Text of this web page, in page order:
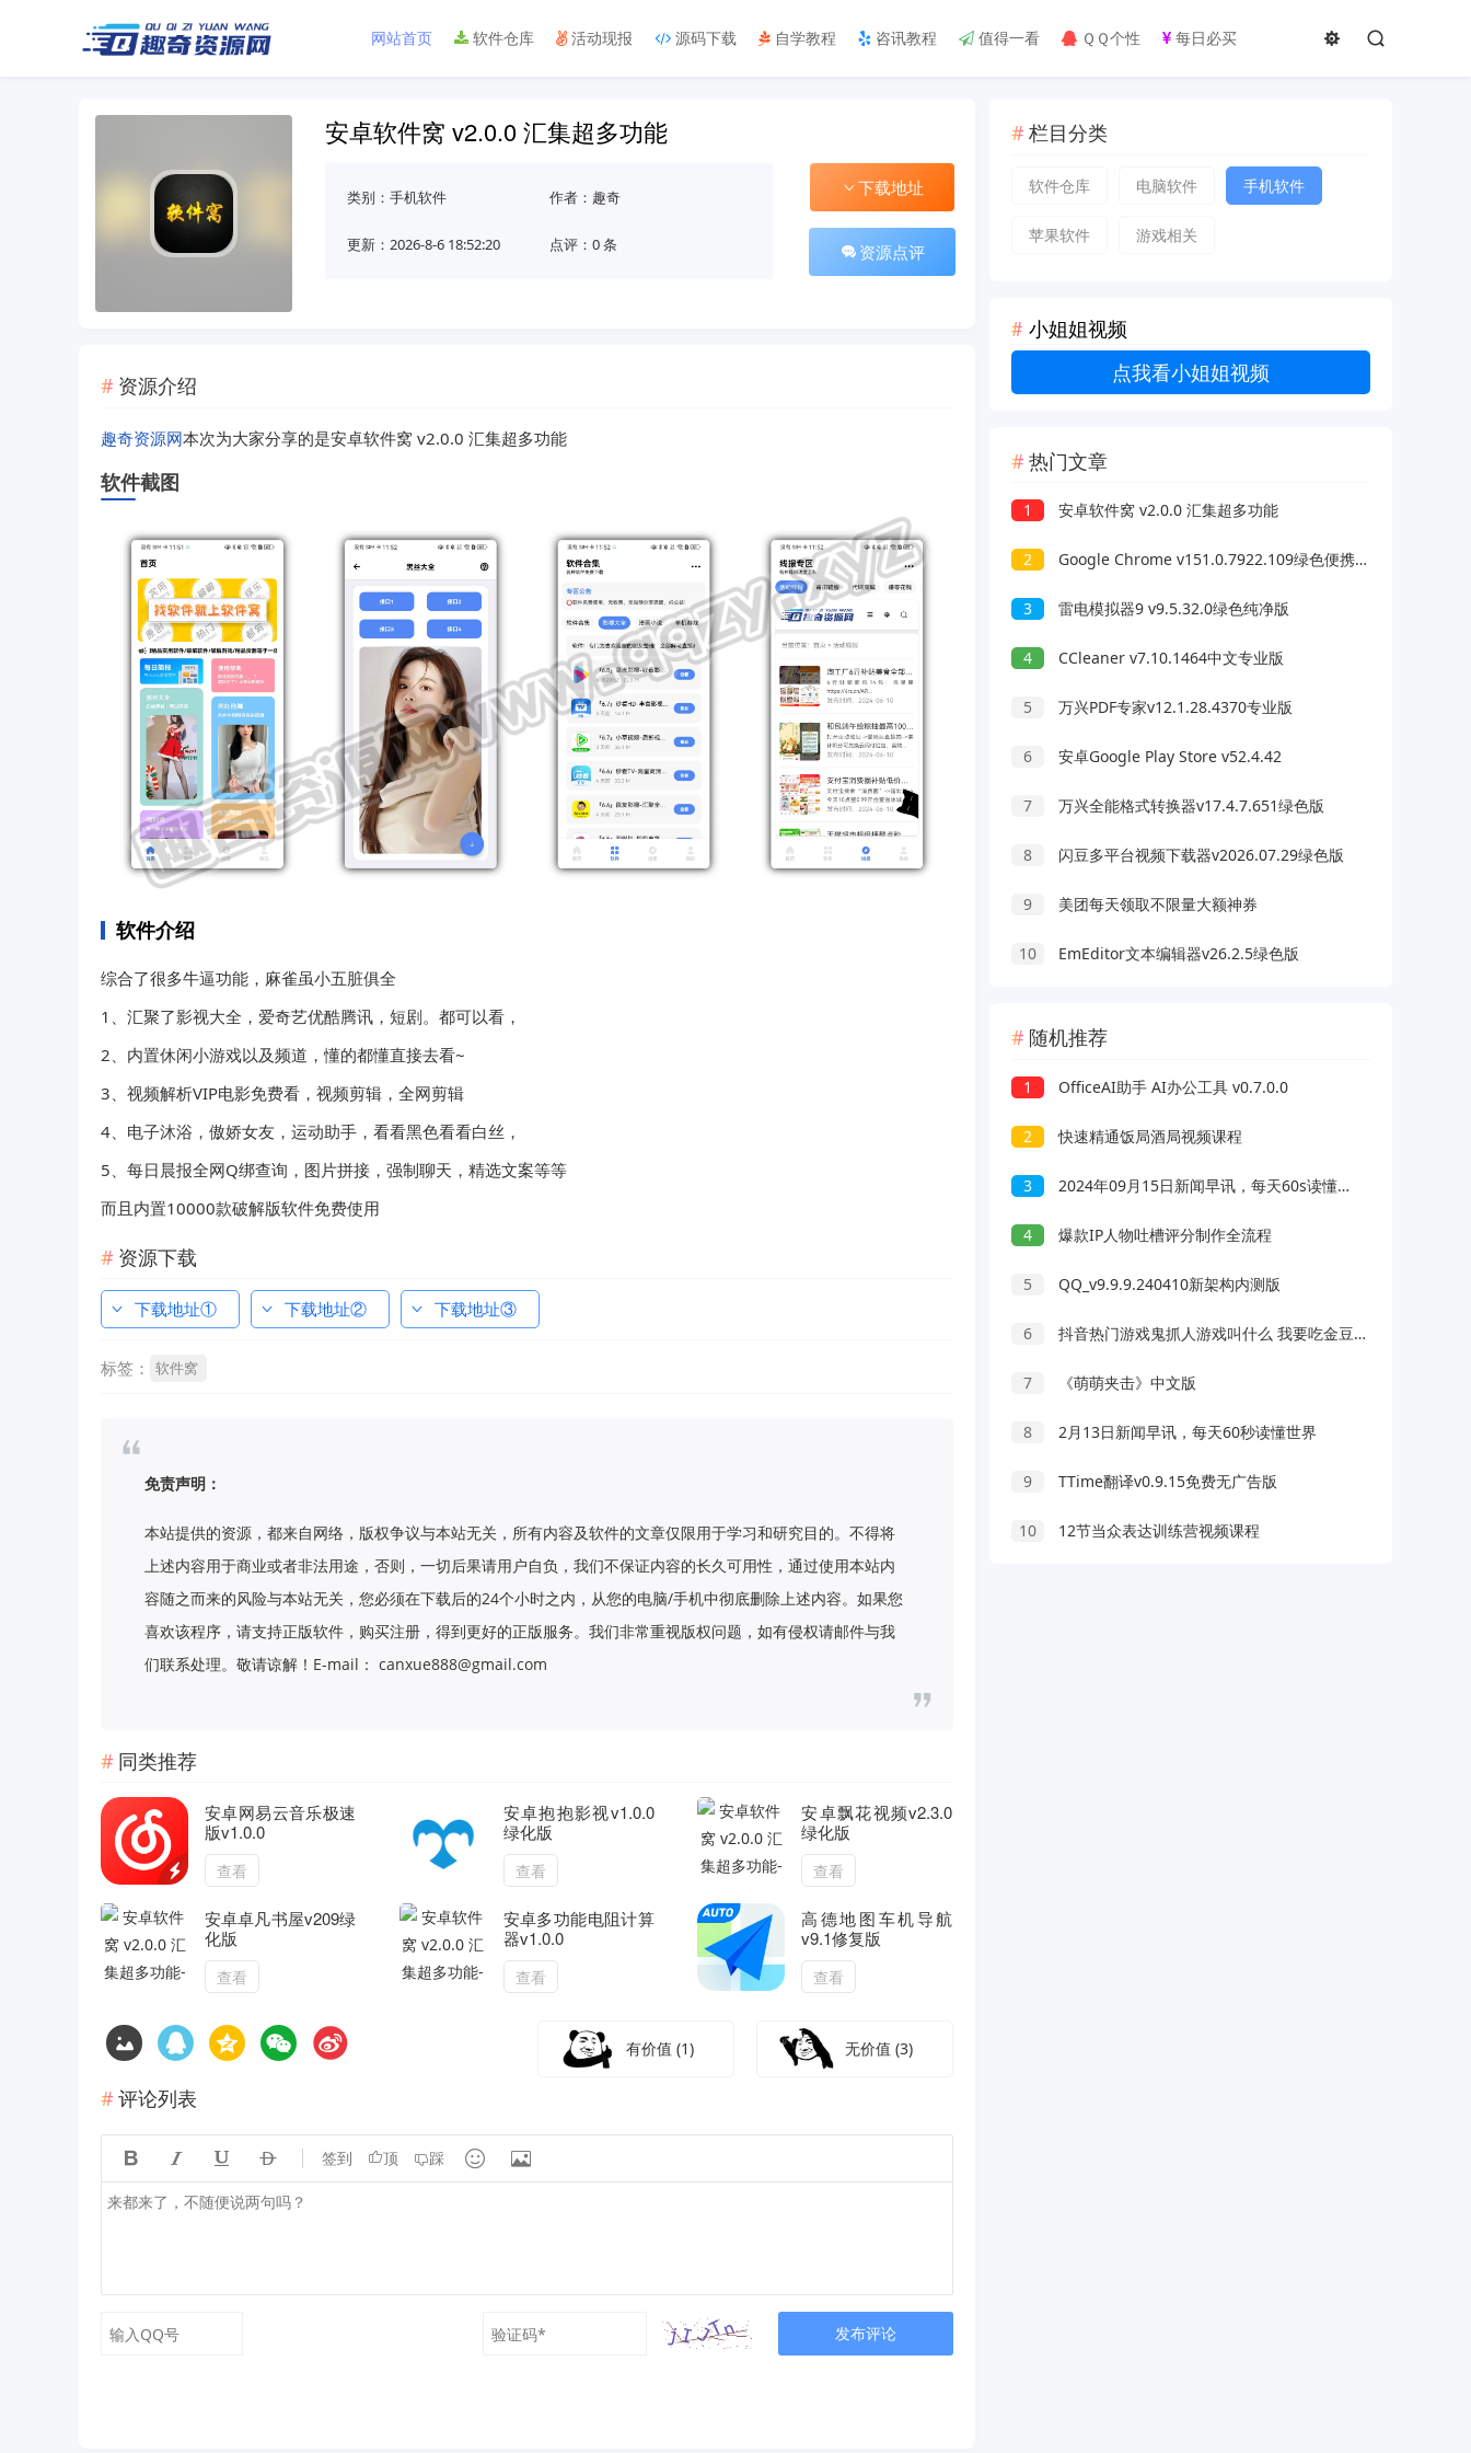
网站首页 软件仓库 活动现报 源码下载 自学教程 咨讯教程 值得一看 ＱＱ个性 每日必买
安卓软件窝 v2.0.0 汇集超多功能
类别： 手机软件 作者：趣奇
更新：2026-8-6 18:52:20 点评：0 条
下载地址
资源点评
资源介绍
趣奇资源网本次为大家分享的是安卓软件窝 v2.0.0 汇集超多功能
软件截图
软件介绍
综合了很多牛逼功能，麻雀虽小五脏俱全
1、汇聚了影视大全，爱奇艺优酷腾讯，短剧。都可以看，
2、内置休闲小游戏以及频道，懂的都懂直接去看~
3、视频解析VIP电影免费看，视频剪辑，全网剪辑
4、电子沐浴，傲娇女友，运动助手，看看黑色看看白丝，
5、每日晨报全网Q绑查询，图片拼接，强制聊天，精选文案等等
而且内置10000款破解版软件免费使用
资源下载
下载地址① 下载地址② 下载地址③
标签： 软件窝
免责声明：
本站提供的资源，都来自网络，版权争议与本站无关，所有内容及软件的文章仅限用于学习和研究目的。不得将
上述内容用于商业或者非法用途，否则，一切后果请用户自负，我们不保证内容的长久可用性，通过使用本站内
容随之而来的风险与本站无关，您必须在下载后的24个小时之内，从您的电脑/手机中彻底删除上述内容。如果您
喜欢该程序，请支持正版软件，购买注册，得到更好的正版服务。我们非常重视版权问题，如有侵权请邮件与我
们联系处理。敬请谅解！E-mail： canxue888@gmail.com
同类推荐
安卓网易云音乐极速
版v1.0.0
查看
安卓抱抱影视v1.0.0
绿化版
查看
安卓飘花视频v2.3.0
绿化版
查看
安卓卓凡书屋v209绿
化版
查看
安卓多功能电阻计算
器v1.0.0
查看
高德地图车机导航
v9.1修复版
查看
有价值(1) 无价值(3)
评论列表
    签到 顶 踩  
发布评论
栏目分类
软件仓库 电脑软件 手机软件
苹果软件 游戏相关
小姐姐视频
点我看小姐姐视频
热门文章
1 安卓软件窝 v2.0.0 汇集超多功能
2 Google Chrome v151.0.7922.109绿色便携版
3 雷电模拟器9 v9.5.32.0绿色纯净版
4 CCleaner v7.10.1464中文专业版
5 万兴PDF专家v12.1.28.4370专业版
6 安卓Google Play Store v52.4.42
7 万兴全能格式转换器v17.4.7.651绿色版
8 闪豆多平台视频下载器v2026.07.29绿色版
9 美团每天领取不限量大额神券
10 EmEditor文本编辑器v26.2.5绿色版
随机推荐
1 OfficeAI助手 AI办公工具 v0.7.0.0
2 快速精通饭局酒局视频课程
3 2024年09月15日新闻早讯，每天60s读懂世界
4 爆款IP人物吐槽评分制作全流程
5 QQ_v9.9.9.240410新架构内测版
6 抖音热门游戏鬼抓人游戏叫什么 我要吃金豆鬼追我怎么闯关
7 《萌萌夹击》中文版
8 2月13日新闻早讯，每天60秒读懂世界
9 TTime翻译v0.9.15免费无广告版
10 12节当众表达训练营视频课程